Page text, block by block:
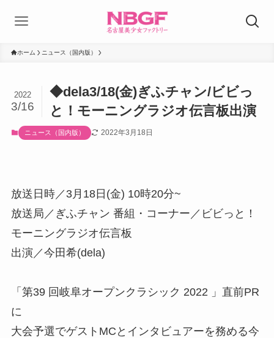
ホーム ニュース（国内版）
◆dela3/18(金)ぎふチャン/ビビっ
と！モーニングラジオ伝言板出演
2022
3/16
ニュース（国内版） 2022年3月18日
放送日時／3月18日(金) 10時20分~
放送局／ぎふチャン 番組・コーナー／ビビっと！
モーニングラジオ伝言板
出演／今田希(dela)
「第39 回岐阜オープンクラシック 2022 」直前PR
に
大会予選でゲストMCとインタビュアーを務める今